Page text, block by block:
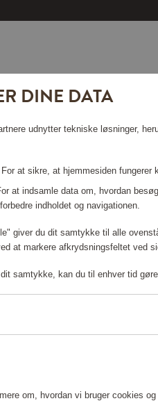
DINE DATA
udnytter tekniske løsninger,
at sikre, at hjemmesiden fungerer
at indsamle data om, hvordan
indholdet og navigationen.
giver du dit samtykke til alle
at markere afkrydsningsfeltet ved
samtykke, kan du til enhver tid
om, hvordan vi bruger cookies